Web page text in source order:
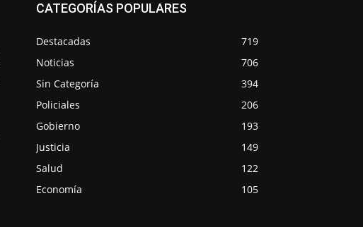
CATEGORÍAS POPULARES
Destacadas
719
Noticias
706
Sin Categoría
394
Policiales
206
Gobierno
193
Justicia
149
Salud
122
Economía
105